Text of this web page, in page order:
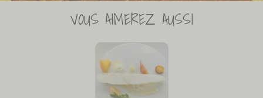
VOUS AIMEREZ AUSSI